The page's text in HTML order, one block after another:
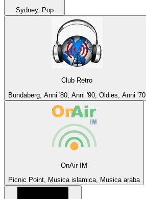
Sydney, Pop
Club Retro
Bundaberg, Anni '80, Anni '90, Oldies, Anni '70
OnAir IM
Picnic Point, Musica islamica, Musica araba